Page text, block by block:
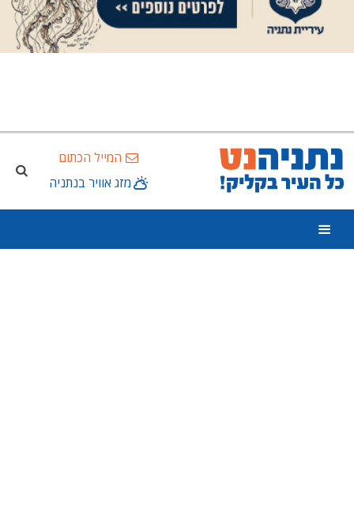
המייל הכתום
מזג אוויר בנתניה